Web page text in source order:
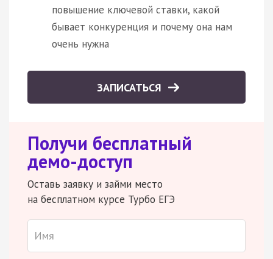
повышение ключевой ставки, какой
бывает конкуренция и почему она нам
очень нужна
ЗАПИСАТЬСЯ
Получи бесплатный
демо-доступ
Оставь заявку и займи место
на бесплатном курсе Турбо ЕГЭ